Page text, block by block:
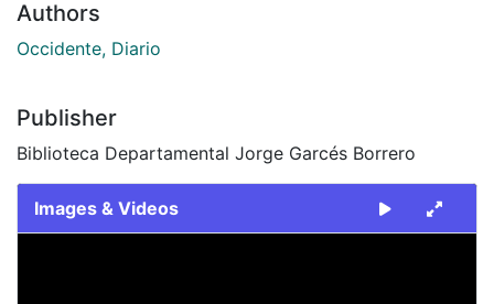
Authors
Occidente, Diario
Publisher
Biblioteca Departamental Jorge Garcés Borrero
Images & Videos